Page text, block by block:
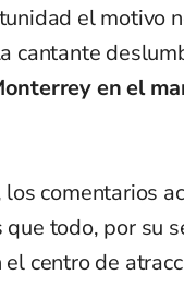
el motivo
cantante
en el
comentarios
que todo, por su
el centro de